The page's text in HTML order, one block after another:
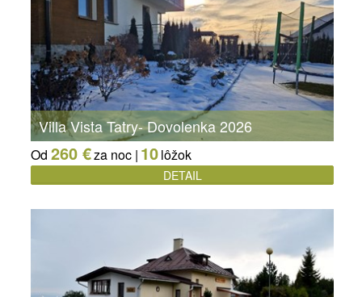
Villa Vista Tatry- Dovolenka 2026
Od 260 €za noc | 10lôžok
DETAIL